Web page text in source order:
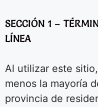
SECCIÓN 1 –
LÍNEA
Al utilizar este
menos la mayoría
provincia de